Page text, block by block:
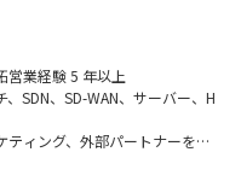
ニアチームと連携したアカウ
ョン提案
ティングプランの立案・実施
営業経験 5 年以上
SDN、SD-WAN、サーバー、H
ィング、外部パートナーを含
きるリーダーシップ